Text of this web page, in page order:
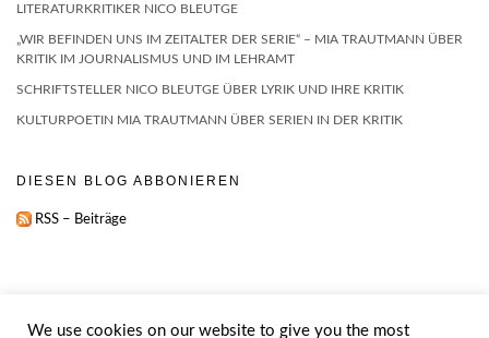
LITERATURKRITIKER NICO BLEUTGE
„WIR BEFINDEN UNS IM ZEITALTER DER SERIE“ – MIA TRAUTMANN ÜBER
KRITIK IM JOURNALISMUS UND IM LEHRAMT
SCHRIFTSTELLER NICO BLEUTGE ÜBER LYRIK UND IHRE KRITIK
KULTURPOETIN MIA TRAUTMANN ÜBER SERIEN IN DER KRITIK
DIESEN BLOG ABBONIEREN
RSS – Beiträge
We use cookies on our website to give you the most